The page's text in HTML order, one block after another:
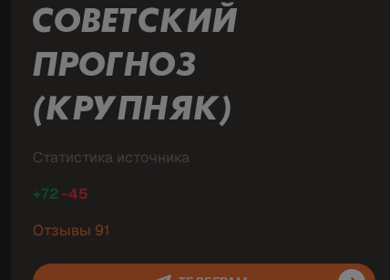
СОВЕТСКИЙ
ПРОГНОЗ
(КРУПНЯК)
Статистика источника
+72 -45
Отзывы 91